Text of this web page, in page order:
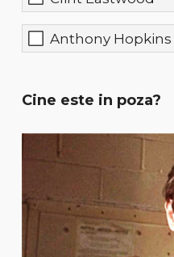
Anthony Hopkins
Cine este in poza?